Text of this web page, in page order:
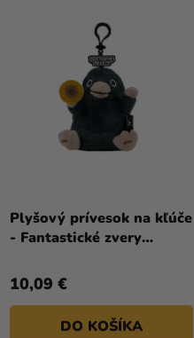
Plyšový prívesok na kľúče
- Fantastické zvery
10,09 €
DO KOŠÍKA